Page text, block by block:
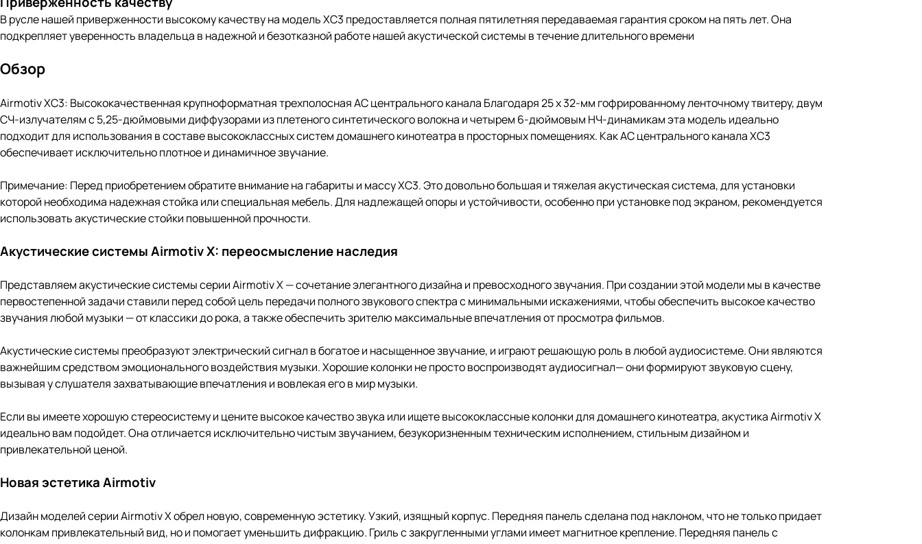
В русле нашей приверженности высокому качеству на модель XC3 предоставляется полная пятилетняя передаваемая гарантия сроком на пять лет. Она
подкрепляет уверенность владельца в надежной и безотказной работе нашей акустической системы в течение длительного времени
Обзор
Airmotiv XC3: Высококачественная крупноформатная трехполосная АС центрального канала Благодаря 25 x 32-мм гофрированному ленточному твитеру, двум
СЧ-излучателям с 5,25-дюймовыми диффузорами из плетеного синтетического волокна и четырем 6-дюймовым НЧ-динамикам эта модель идеально
подходит для использования в составе высококлассных систем домашнего кинотеатра в просторных помещениях. Как АС центрального канала XC3
обеспечивает исключительно плотное и динамичное звучание.
Примечание: Перед приобретением обратите внимание на габариты и массу XC3. Это довольно большая и тяжелая акустическая система, для установки
которой необходима надежная стойка или специальная мебель. Для надлежащей опоры и устойчивости, особенно при установке под экраном, рекомендуется
использовать акустические стойки повышенной прочности.
Акустические системы Airmotiv X: переосмысление наследия
Представляем акустические системы серии Airmotiv X — сочетание элегантного дизайна и превосходного звучания. При создании этой модели мы в качестве
первостепенной задачи ставили перед собой цель передачи полного звукового спектра с минимальными искажениями, чтобы обеспечить высокое качество
звучания любой музыки — от классики до рока, а также обеспечить зрителю максимальные впечатления от просмотра фильмов.
Акустические системы преобразуют электрический сигнал в богатое и насыщенное звучание, и играют решающую роль в любой аудиосистеме. Они являются
важнейшим средством эмоционального воздействия музыки. Хорошие колонки не просто воспроизводят аудиосигнал— они формируют звуковую сцену,
вызывая у слушателя захватывающие впечатления и вовлекая его в мир музыки.
Если вы имеете хорошую стереосистему и цените высокое качество звука или ищете высококлассные колонки для домашнего кинотеатра, акустика Airmotiv X
идеально вам подойдет. Она отличается исключительно чистым звучанием, безукоризненным техническим исполнением, стильным дизайном и
привлекательной ценой.
Новая эстетика Airmotiv
Дизайн моделей серии Airmotiv X обрел новую, современную эстетику. Узкий, изящный корпус. Передняя панель сделана под наклоном, что не только придает
колонкам привлекательный вид, но и помогает уменьшить дифракцию. Гриль с закругленными углами имеет магнитное крепление. Передняя панель с